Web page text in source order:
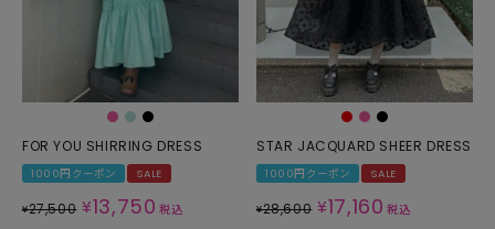
FOR YOU SHIRRING DRESS
1000円クーポン SALE
¥27,500 ¥13,750 税込
STAR JACQUARD SHEER DRESS
1000円クーポン SALE
¥28,600 ¥17,160 税込